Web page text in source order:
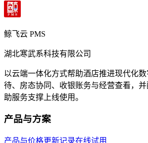
鲸飞云 PMS
湖北寒武系科技有限公司
以云端一体化方式帮助酒店推进现代化
待、房态协同、收银账务与经营查看，
助服务支撑上线使用。
产品与方案
产品与价格更新记录在线试用